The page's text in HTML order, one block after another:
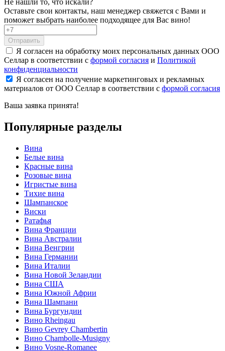
Не нашли то, что искали?
Оставьте свои контакты, наш менеджер свяжется с Вами и
поможет выбрать наиболее подходящее для Вас вино!
Отправить
Я согласен на обработку моих персональных данных ООО
Селлар в соответствии с формой согласия и Политикой
конфиденциальности
Я согласен на получение маркетинговых и рекламных
материалов от ООО Селлар в соответствии с формой согласия
Ваша заявка принята!
Популярные разделы
Вина
Белые вина
Красные вина
Розовые вина
Игристые вина
Тихие вина
Шампанское
Виски
Ратафья
Вина Франции
Вина Австралии
Вина Венгрии
Вина Германии
Вина Италии
Вина Новой Зеландии
Вина США
Вина Южной Африи
Вина Шампани
Вина Бургундии
Вино Rheingau
Вино Gevrey Chambertin
Вино Chambolle-Musigny
Вино Vosne-Romanee